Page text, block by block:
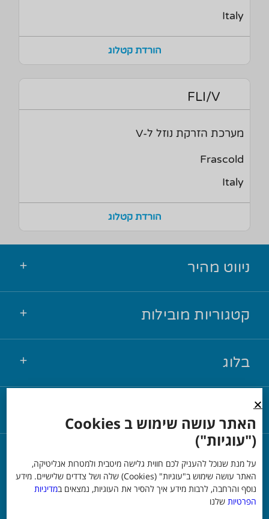
Italy
הורדת קטלוג
FLI/V
מערכת הזרקת נוזל ל-V
Frascold
Italy
הורדת קטלוג
ניווט מהיר
קטגוריות מובילות
בלוג
משרד פרסום
האתר עושה שימוש ב Cookies
("עוגיות")
על מנת שנוכל להעניק לכם חווית גלישה מיטבית ולמטרות אנליטיקה,
האתר עושה שימוש ב"עוגיות" (Cookies) שלה ושל צדדים שלישיים. מידע
נוסף והרחבה, לרבות מידע איך להסיר את העוגיות, נמצאים במדיניות
הפרטיות שלנו